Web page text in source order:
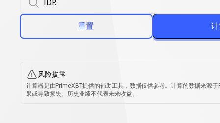
重置
风险披露
计算器是由PrimeXBT提供的辅助工具，数据仅供参考。计算的数据来源
果或导致损失。历史业绩不代表未来收益。